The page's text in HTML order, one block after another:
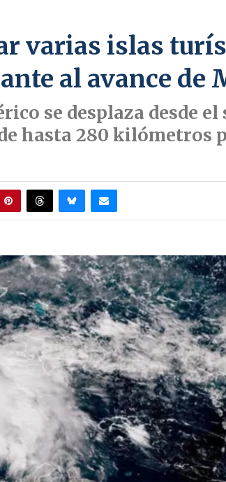
varias islas
al avance de
se desplaza desde el
hasta 280 kilómetros